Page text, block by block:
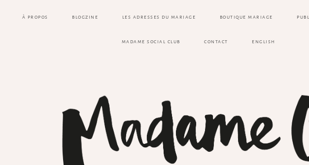
À PROPOS BLOGZINE LES ADRESSES DU MARIAGE BOUTIQUE MARIAGE
MADAME SOCIAL CLUB CONTACT ENGLISH